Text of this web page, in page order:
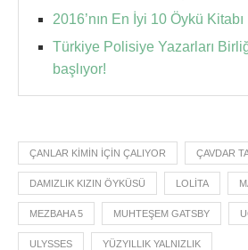
2016’nın En İyi 10 Öykü Kitabı
Türkiye Polisiye Yazarları
başlıyor!
ÇANLAR KIMIN İÇIN ÇALIYOR ÇAVDAR
DAMIZLIK KIZIN ÖYKÜSÜ LOLITA
MEZBAHA 5 MUHTEŞEM GATSBY
ULYSSES YÜZYILLIK YALNIZLIK